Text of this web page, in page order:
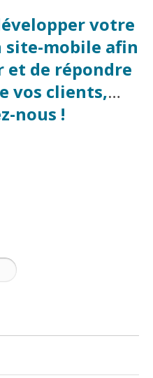
votre
mobile afin
et de répondre
vos clients,
nous !